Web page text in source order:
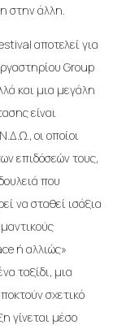
στην άλλη.
αποτελεί για
Group
και μια μεγάλη
είναι
οι οποίοι
επιδόσεών τους,
που
να σταθεί ισάξια
ή αλλιώς»
ταξίδι, μια
σχετικό
γίνεται μέσο